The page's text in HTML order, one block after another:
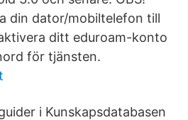
din dator/mobiltelefon till
ditt eduroam-konto
för tjänsten.
i Kunskapsdatabasen